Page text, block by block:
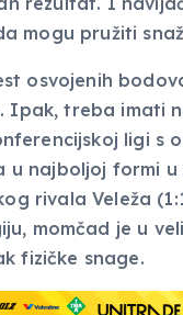
mogu pružiti
osvojenih
Ipak, treba imati
ligi s
u najboljoj formi
rivala Veleža
momčad je u
fizičke snage.